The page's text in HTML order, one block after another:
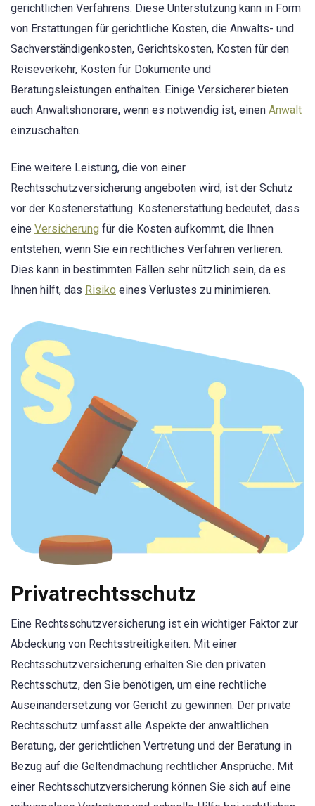
gerichtlichen Verfahrens. Diese Unterstützung kann in Form
von Erstattungen für gerichtliche Kosten, die Anwalts- und
Sachverständigenkosten, Gerichtskosten, Kosten für den
Reiseverkehr, Kosten für Dokumente und
Beratungsleistungen enthalten. Einige Versicherer bieten
auch Anwaltshonorare, wenn es notwendig ist, einen Anwalt
einzuschalten.
Eine weitere Leistung, die von einer
Rechtsschutzversicherung angeboten wird, ist der Schutz
vor der Kostenerstattung. Kostenerstattung bedeutet, dass
eine Versicherung für die Kosten aufkommt, die Ihnen
entstehen, wenn Sie ein rechtliches Verfahren verlieren.
Dies kann in bestimmten Fällen sehr nützlich sein, da es
Ihnen hilft, das Risiko eines Verlustes zu minimieren.
Privatrechtsschutz
Eine Rechtsschutzversicherung ist ein wichtiger Faktor zur
Abdeckung von Rechtsstreitigkeiten. Mit einer
Rechtsschutzversicherung erhalten Sie den privaten
Rechtsschutz, den Sie benötigen, um eine rechtliche
Auseinandersetzung vor Gericht zu gewinnen. Der private
Rechtsschutz umfasst alle Aspekte der anwaltlichen
Beratung, der gerichtlichen Vertretung und der Beratung in
Bezug auf die Geltendmachung rechtlicher Ansprüche. Mit
einer Rechtsschutzversicherung können Sie sich auf eine